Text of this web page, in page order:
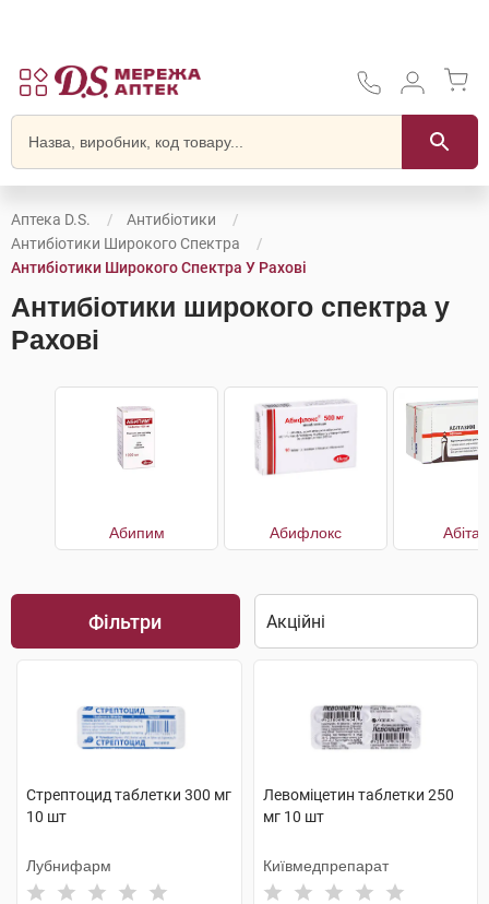
Аптека D.S.
Антибіотики
Антибіотики Широкого Спектра
Антибіотики Широкого Спектра У Рахові
Антибіотики широкого спектра у
Рахові
Абипим Абифлокс
Фільтри
Стрептоцид таблетки 300 мг
10 шт
Лубнифарм
Левоміцетин таблетки 250
мг 10 шт
Київмедпрепарат